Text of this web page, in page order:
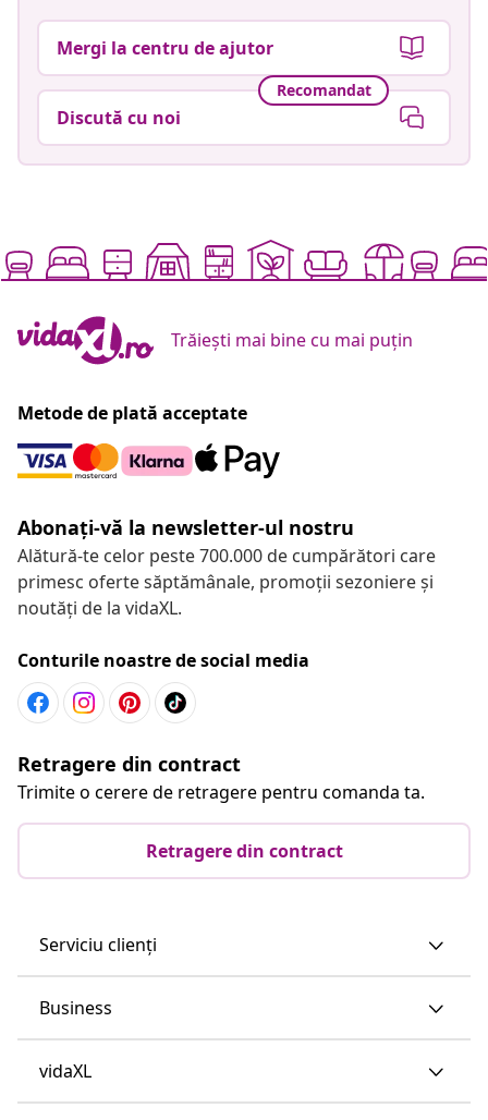
Mergi la centru de ajutor
Recomandat
Discută cu noi
Trăiești mai bine cu mai puțin
Metode de plată acceptate
Abonați-vă la newsletter-ul nostru
Alătură-te celor peste 700.000 de cumpărători care
primesc oferte săptămânale, promoții sezoniere și
noutăți de la vidaXL.
Conturile noastre de social media
Retragere din contract
Trimite o cerere de retragere pentru comanda ta.
Retragere din contract
Serviciu clienți
Business
vidaXL